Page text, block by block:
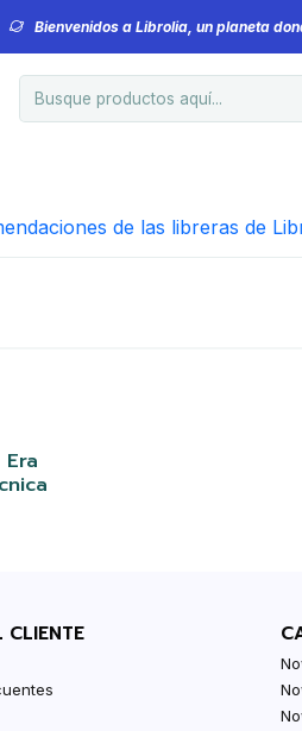
de las libreras de
Bienvenidos a Librolia, un planeta
CLIENTE